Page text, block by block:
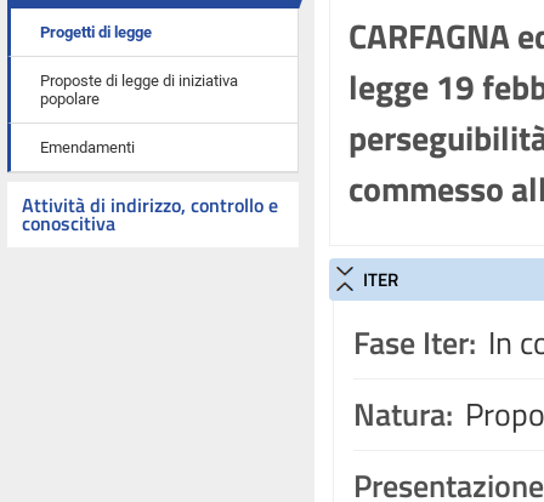
Progetti di legge
Proposte di legge di iniziativa
popolare
Emendamenti
Attività di indirizzo, controllo e
conoscitiva
legge 19
commesso
ITER
Fase Iter: In
Natura: